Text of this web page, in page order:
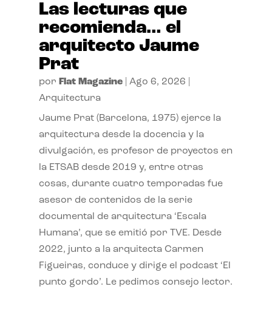
Las lecturas que
recomienda… el
arquitecto Jaume
Prat
por Flat Magazine| Ago 6, 2026
Arquitectura
Jaume Prat (Barcelona, 1975) ejerce la
arquitectura desde la docencia y la
divulgación, es profesor de proyectos en
la ETSAB desde 2019 y, entre otras
cosas, durante cuatro temporadas fue
asesor de contenidos de la serie
documental de arquitectura ‘Escala
Humana’, que se emitió por TVE. Desde
2022, junto a la arquitecta Carmen
Figueiras, conduce y dirige el podcast ‘El
punto gordo’. Le pedimos consejo lector.